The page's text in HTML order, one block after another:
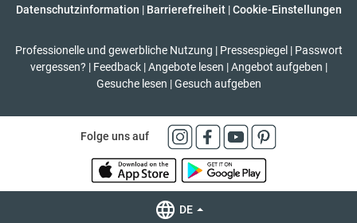
Datenschutzinformation | Barrierefreiheit | Cookie-Einstellungen
Professionelle und gewerbliche Nutzung | Pressespiegel | Passwort
vergessen? | Feedback | Angebote lesen | Angebot aufgeben |
Gesuche lesen | Gesuch aufgeben
Folge uns auf
DE